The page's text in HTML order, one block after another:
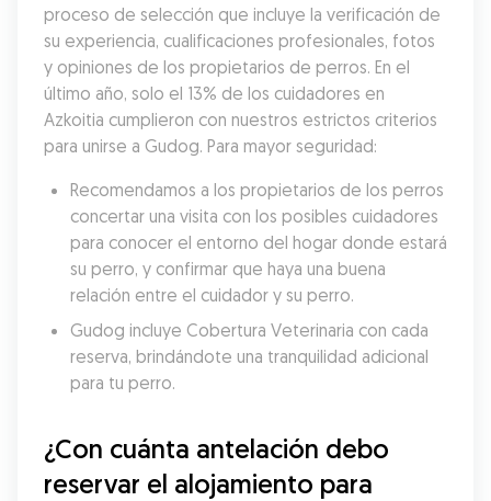
proceso de selección que incluye la verificación de
su experiencia, cualificaciones profesionales, fotos
y opiniones de los propietarios de perros. En el
último año, solo el 13% de los cuidadores en
Azkoitia cumplieron con nuestros estrictos criterios
para unirse a Gudog. Para mayor seguridad:
Recomendamos a los propietarios de los perros
concertar una visita con los posibles cuidadores
para conocer el entorno del hogar donde estará
su perro, y confirmar que haya una buena
relación entre el cuidador y su perro.
Gudog incluye Cobertura Veterinaria con cada
reserva, brindándote una tranquilidad adicional
para tu perro.
¿Con cuánta antelación debo
reservar el alojamiento para